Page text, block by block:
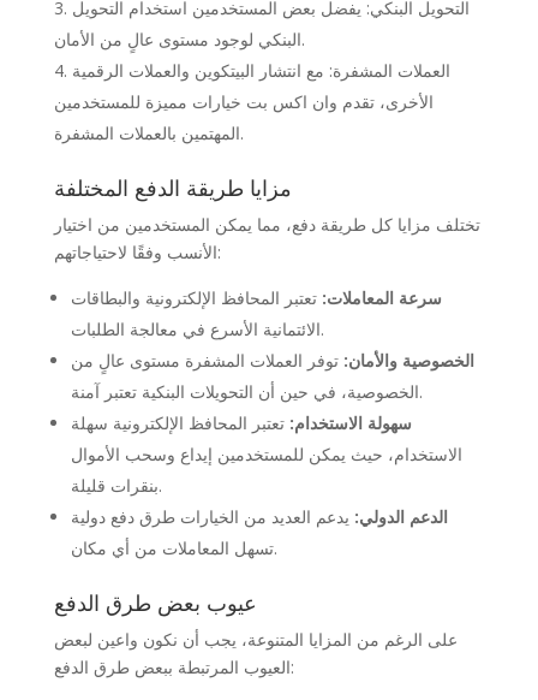
التحويل البنكي: يفضل بعض المستخدمين استخدام التحويل
البنكي لوجود مستوى عالٍ من الأمان.
العملات المشفرة: مع انتشار البيتكوين والعملات الرقمية
الأخرى، تقدم وان اكس بت خيارات مميزة للمستخدمين
المهتمين بالعملات المشفرة.
مزايا طريقة الدفع المختلفة
تختلف مزايا كل طريقة دفع، مما يمكن المستخدمين من اختيار
الأنسب وفقًا لاحتياجاتهم:
سرعة المعاملات: تعتبر المحافظ الإلكترونية والبطاقات
الائتمانية الأسرع في معالجة الطلبات.
الخصوصية والأمان: توفر العملات المشفرة مستوى عالٍ من
الخصوصية، في حين أن التحويلات البنكية تعتبر آمنة.
سهولة الاستخدام: تعتبر المحافظ الإلكترونية سهلة
الاستخدام، حيث يمكن للمستخدمين إيداع وسحب الأموال
بنقرات قليلة.
الدعم الدولي: يدعم العديد من الخيارات طرق دفع دولية
تسهل المعاملات من أي مكان.
عيوب بعض طرق الدفع
على الرغم من المزايا المتنوعة، يجب أن نكون واعين لبعض
العيوب المرتبطة ببعض طرق الدفع: